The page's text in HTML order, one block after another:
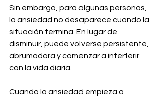
Sin embargo, para algunas personas,
la ansiedad no desaparece cuando la
situación termina. En lugar de
disminuir, puede volverse persistente,
abrumadora y comenzar a interferir
con la vida diaria.
Cuando la ansiedad empieza a